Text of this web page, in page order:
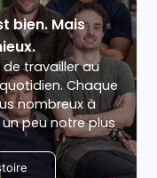
bien. Mais
de travailler au
Chaque
nombreux à
un peu notre plus